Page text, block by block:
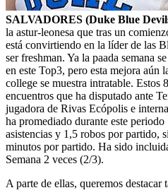
SALVADORES (Duke Blue
la astur-leonesa que tras un
está convirtiendo en la líder de las
ser freshman. Ya la paada semana
en este Top3, pero esta mejora aún
college se muestra intratable. Estos
encuentros que ha disputado ante
jugadora de Rivas Ecópolis e
ha promediado durante este
asistencias y 1,5 robos por partido,
minutos por partido. Ha sido
Semana 2 veces (2/3).
A parte de ellas, queremos destacar